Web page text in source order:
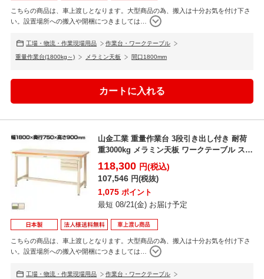
こちらの商品は、車上渡しとなります。大型商品の為、搬入は十分お気を付け下さ
い。設置場所への搬入や開梱につきましては
工場・物流・作業現場用品 作業台・ワークテーブル
重量作業台(1800kg～) メラミン天板 間口1800mm
山金工業 重量作業台 3段引き出し付き 耐荷
重3000kg メラミン天板 ワークテーブル スー
パータ...
118,300 円(税込)
107,546 円(税抜)
1,075 ポイント
最短 08/21(金) お届け予定
こちらの商品は、車上渡しとなります。大型商品の為、搬入は十分お気を付け下さ
い。設置場所への搬入や開梱につきましては
工場・物流・作業現場用品 作業台・ワークテーブル